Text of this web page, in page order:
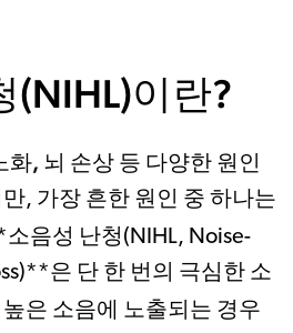
(NIHL)이란?
화, 뇌 손상 등 다양한 원인
, 가장 흔한 원인 중 하나는
음성 난청(NIHL, Noise-
은 단 한 번의 극심한 소
은 소음에 노출되는 경우